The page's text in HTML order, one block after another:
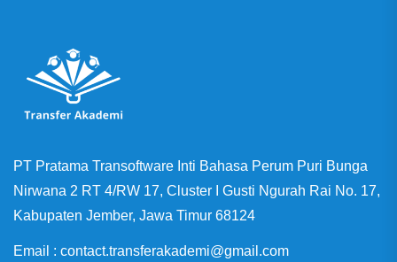
PT Pratama Transoftware Inti Bahasa Perum Puri Bunga
Nirwana 2 RT 4/RW 17, Cluster I Gusti Ngurah Rai No. 17,
Kabupaten Jember, Jawa Timur 68124
Email : contact.transferakademi@gmail.com